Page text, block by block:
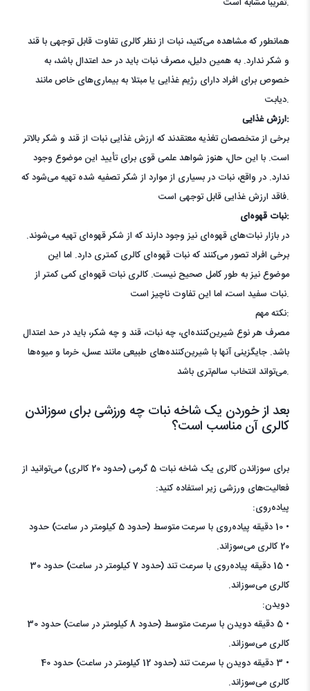
همانطور که مشاهده می‌کنید، نبات از نظر کالری تفاوت قابل توجهی با قند
و شکر ندارد. به همین دلیل، مصرف نبات باید در حد اعتدال باشد، به
خصوص برای افراد دارای رژیم غذایی یا مبتلا به بیماری‌های خاص مانند
دیابت.
ارزش غذایی:
برخی از متخصصان تغذیه معتقدند که ارزش غذایی نبات از قند و شکر بالاتر
است. با این حال، هنوز شواهد علمی قوی برای تأیید این موضوع وجود
ندارد. در واقع، نبات در بسیاری از موارد از شکر تصفیه شده تهیه می‌شود که
فاقد ارزش غذایی قابل توجهی است.
نبات قهوه‌ای:
در بازار نبات‌های قهوه‌ای نیز وجود دارند که از شکر قهوه‌ای تهیه می‌شوند.
برخی افراد تصور می‌کنند که نبات قهوه‌ای کالری کمتری دارد. اما این
موضوع نیز به طور کامل صحیح نیست. کالری نبات قهوه‌ای کمی کمتر از
نبات سفید است، اما این تفاوت ناچیز است.
نکته مهم:
مصرف هر نوع شیرین‌کننده‌ای، چه نبات، قند و چه شکر، باید در حد اعتدال
باشد. جایگزینی آنها با شیرین‌کننده‌های طبیعی مانند عسل، خرما و میوه‌ها
می‌تواند انتخاب سالم‌تری باشد.
بعد از خوردن یک شاخه نبات چه ورزشی برای سوزاندن
کالری آن مناسب است؟
برای سوزاندن کالری یک شاخه نبات 5 گرمی (حدود 20 کالری) می‌توانید از
فعالیت‌های ورزشی زیر استفاده کنید:
پیاده‌روی:
• 10 دقیقه پیاده‌روی با سرعت متوسط (حدود 5 کیلومتر در ساعت) حدود
20 کالری می‌سوزاند.
• 15 دقیقه پیاده‌روی با سرعت تند (حدود 7 کیلومتر در ساعت) حدود 30
کالری می‌سوزاند.
دویدن:
• 5 دقیقه دویدن با سرعت متوسط (حدود 8 کیلومتر در ساعت) حدود 30
کالری می‌سوزاند.
• 3 دقیقه دویدن با سرعت تند (حدود 12 کیلومتر در ساعت) حدود 40
کالری می‌سوزاند.